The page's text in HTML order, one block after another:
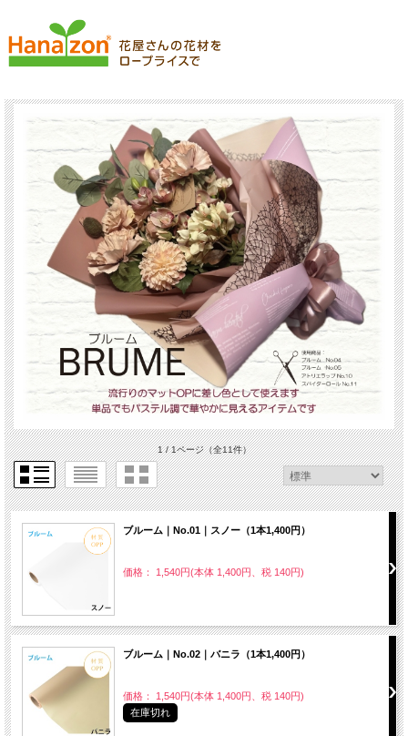
1 / 1ページ（全11件）
ブルーム｜No.01｜スノー（1本1,400円）
価格： 1,540円(本体 1,400円、税 140円)
ブルーム｜No.02｜バニラ（1本1,400円）
価格： 1,540円(本体 1,400円、税 140円)
在庫切れ